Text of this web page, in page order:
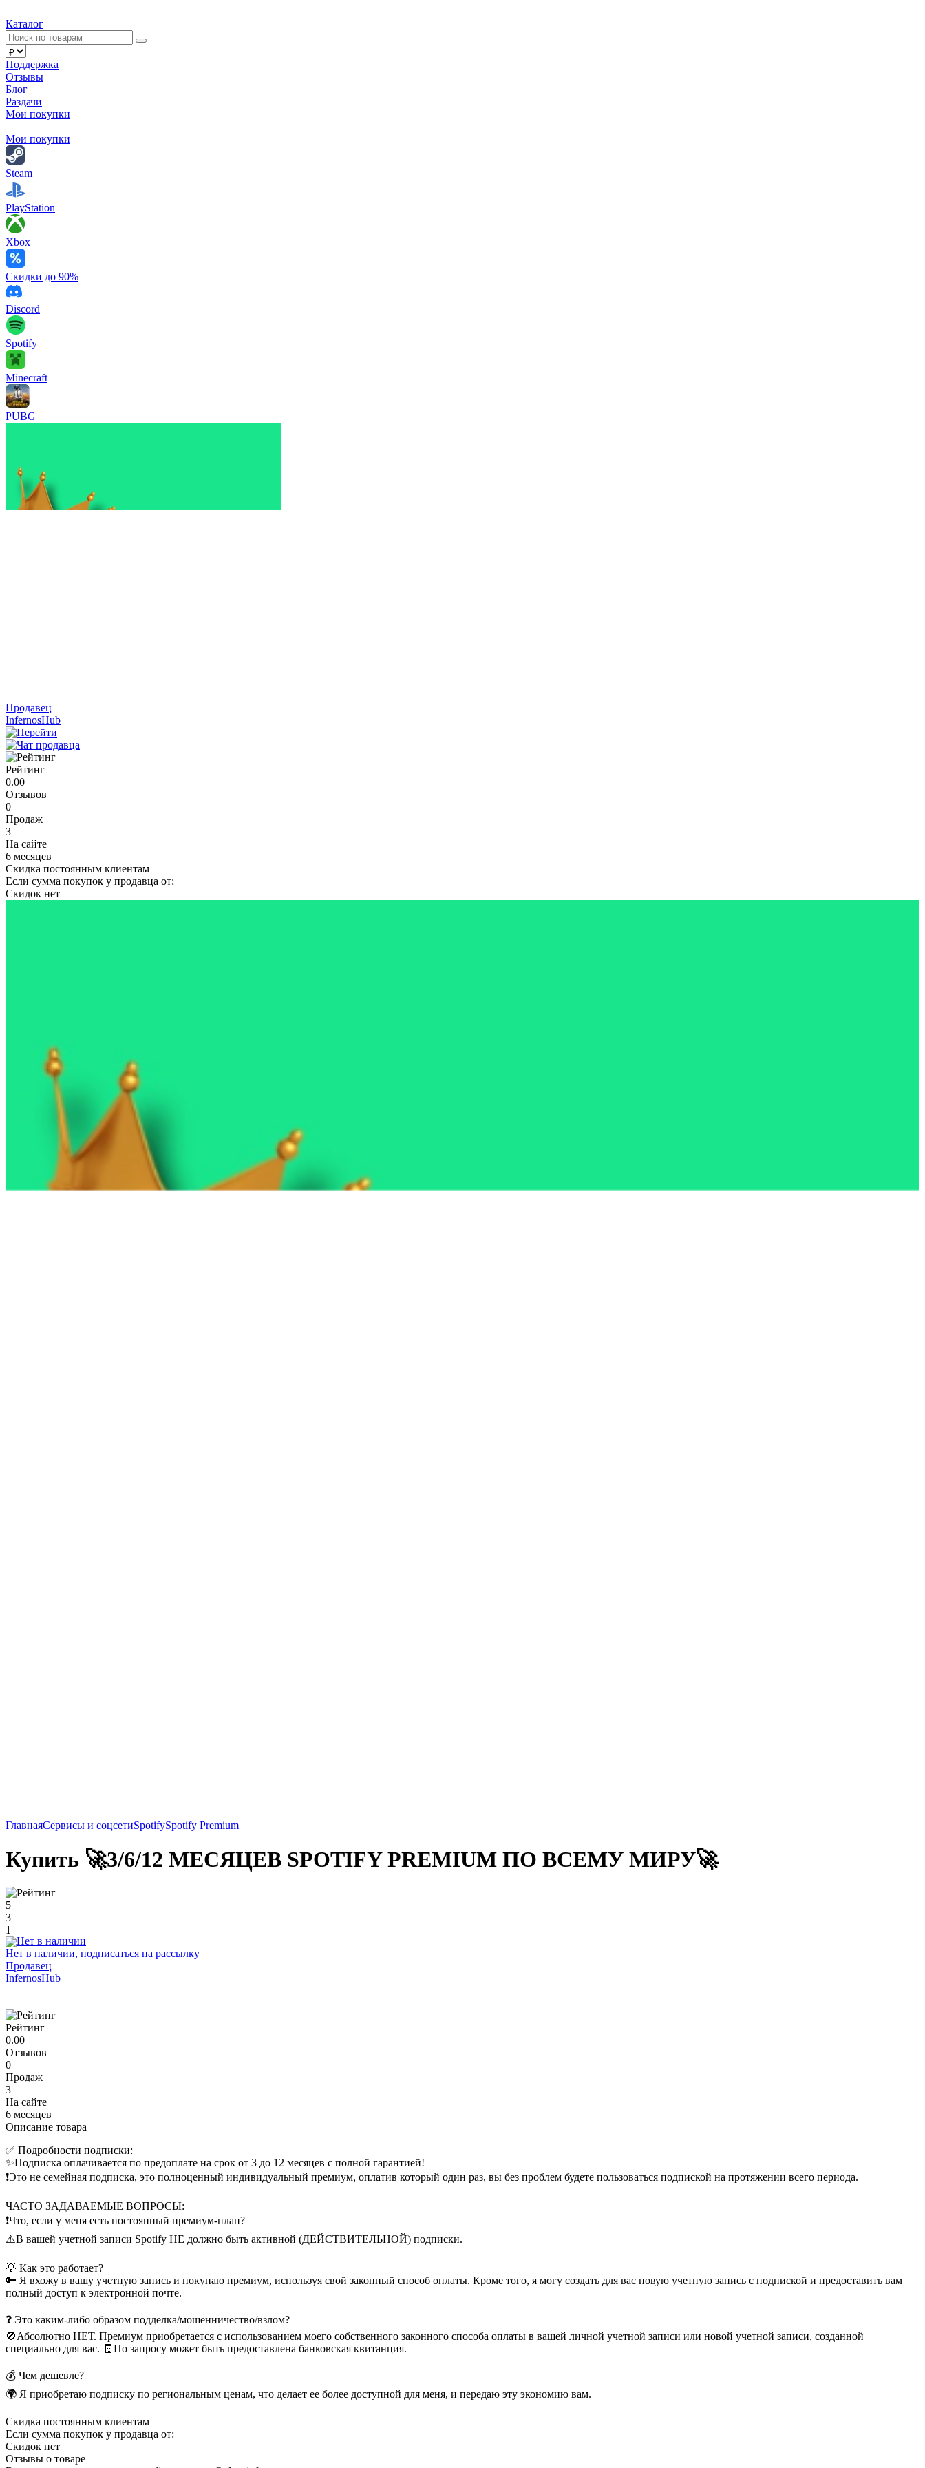
Каталог
Поддержка
Отзывы
Блог
Раздачи
Мои покупки
Мои покупки
Steam
PlayStation
Xbox
Скидки до 90%
Discord
Spotify
Minecraft
PUBG
Продавец
InfernosHub
Рейтинг
0.00
Отзывов
0
Продаж
3
На сайте
6 месяцев
Скидка постоянным клиентам
Если сумма покупок у продавца от:
Скидок нет
ГлавнаяСервисы и соцсетиSpotifySpotify Premium
Купить 🚀3/6/12 МЕСЯЦЕВ SPOTIFY PREMIUM ПО ВСЕМУ МИРУ🚀
5
3
1
Нет в наличии, подписаться на рассылку
Продавец
InfernosHub
Рейтинг
0.00
Отзывов
0
Продаж
3
На сайте
6 месяцев
Описание товара
✅ Подробности подписки:
✨Подписка оплачивается по предоплате на срок от 3 до 12 месяцев с полной гарантией!
❗Это не семейная подписка, это полноценный индивидуальный премиум, оплатив который один раз, вы без проблем будете пользоваться подпиской на протяжении всего периода.
ЧАСТО ЗАДАВАЕМЫЕ ВОПРОСЫ:
❗Что, если у меня есть постоянный премиум-план?
⚠️В вашей учетной записи Spotify НЕ должно быть активной (ДЕЙСТВИТЕЛЬНОЙ) подписки.
💡 Как это работает?
🔑 Я вхожу в вашу учетную запись и покупаю премиум, используя свой законный способ оплаты. Кроме того, я могу создать для вас новую учетную запись с подпиской и предоставить вам
полный доступ к электронной почте.
❓ Это каким-либо образом подделка/мошенничество/взлом?
🚫Абсолютно НЕТ. Премиум приобретается с использованием моего собственного законного способа оплаты в вашей личной учетной записи или новой учетной записи, созданной
специально для вас. 🧾По запросу может быть предоставлена ​​банковская квитанция.
💰 Чем дешевле?
🌍 Я приобретаю подписку по региональным ценам, что делает ее более доступной для меня, и передаю эту экономию вам.
Скидка постоянным клиентам
Если сумма покупок у продавца от:
Скидок нет
Отзывы о товаре